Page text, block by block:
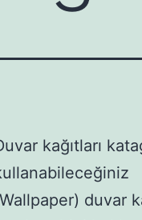
kağıtları
duvar